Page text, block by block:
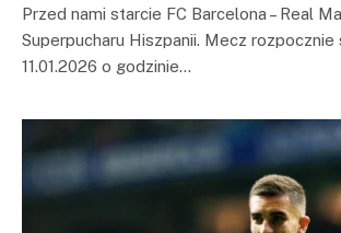
Przed nami starcie FC Barcelona – Real
Superpucharu Hiszpanii. Mecz rozpocznie
11.01.2026 o godzinie…